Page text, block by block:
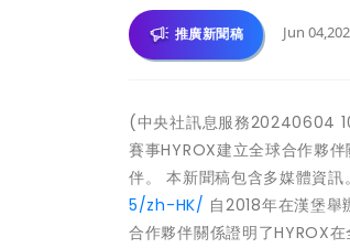
推廣新聞稿 Jun
(中央社訊息服務20240604
賽事HYROX建立全球合作夥
伴。 本新聞稿包含多媒體資訊
5/zh-HK/ 自2018年在漢堡
合作夥伴關係證明了HYROX